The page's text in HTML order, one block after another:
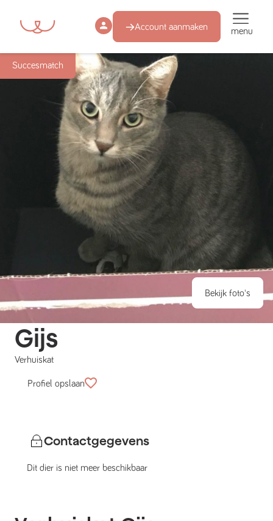
Account aanmaken menu
Succesmatch
Bekijk foto's
Gijs
Verhuiskat
Profiel opslaan
Contactgegevens
Dit dier is niet meer beschikbaar